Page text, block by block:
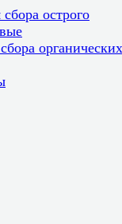
острого
органических